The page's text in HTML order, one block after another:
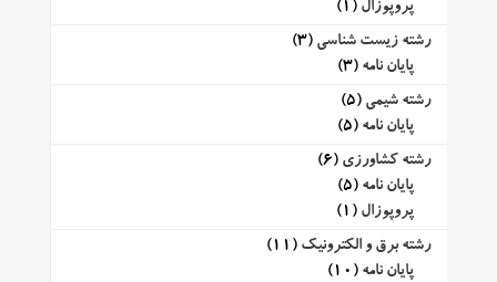
پروپوزال (1)
رشته زیست شناسی (3)
پایان نامه (3)
رشته شیمی (5)
پایان نامه (5)
رشته کشاورزی (6)
پایان نامه (5)
پروپوزال (1)
رشته برق و الکترونیک (11)
پایان نامه (10)